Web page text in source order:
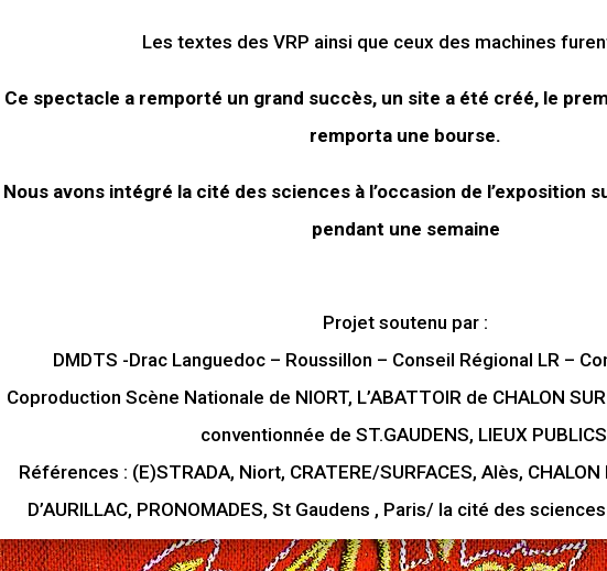
Les textes des VRP ainsi que ceux des machines
Ce spectacle a remporté un grand succès, un site a été créé, le
remporta une bourse.
Nous avons intégré la cité des sciences à l’occasion de l’exposition
pendant une semaine
Projet soutenu par :
DMDTS -Drac Languedoc – Roussillon – Conseil Régional LR –
Coproduction Scène Nationale de NIORT, L’ABATTOIR de CHALON
conventionnée de ST.GAUDENS, LIEUX
Références : (E)STRADA, Niort, CRATERE/SURFACES, Alès,
D’AURILLAC, PRONOMADES, St Gaudens , Paris/ la cité des